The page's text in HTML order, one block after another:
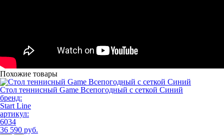
Похожие товары
Стол теннисный Game Всепогодный с сеткой Синий
бренд:
Start Line
артикул:
6034
36 590 руб.